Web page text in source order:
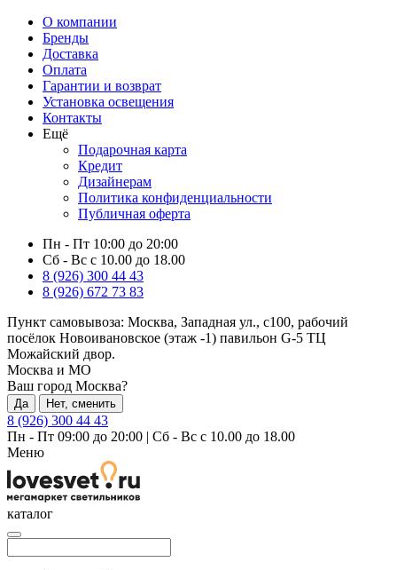
О компании
Бренды
Доставка
Оплата
Гарантии и возврат
Установка освещения
Контакты
Ещё
Подарочная карта
Кредит
Дизайнерам
Политика конфиденциальности
Публичная оферта
Пн - Пт 10:00 до 20:00
Сб - Вс с 10.00 до 18.00
8 (926) 300 44 43
8 (926) 672 73 83
Пункт самовывоза: Москва, Западная ул., с100, рабочий
посёлок Новоивановское (этаж -1) павильон G-5 ТЦ
Можайский двор.
Москва и МО
Ваш город Москва?
Да Нет, сменить
8 (926) 300 44 43
Пн - Пт 09:00 до 20:00 | Сб - Вс с 10.00 до 18.00
Меню
каталог